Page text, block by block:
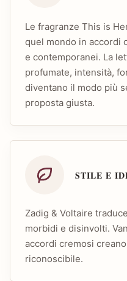
Le fragranze This is
quel mondo in accordi
e contemporanei. La
profumate, intensità,
diventano il modo più
proposta giusta.
STILE E
Zadig & Voltaire
morbidi e disinvolti.
accordi cremosi
riconoscibile.